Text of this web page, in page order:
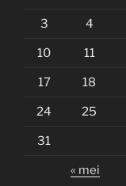
3 4
10 11
17 18
24 25
31
« mei